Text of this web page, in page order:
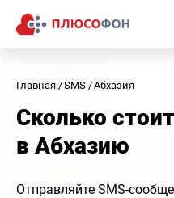
Главная SMS Абхазия
Сколько
в Абхазию
Отправляйте SMS-